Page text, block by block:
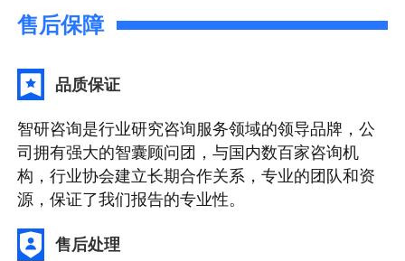
售后保障
品质保证
智研咨询是行业研究咨询服务领域的领导品牌，公
司拥有强大的智囊顾问团，与国内数百家咨询机
构，行业协会建立长期合作关系，专业的团队和资
源，保证了我们报告的专业性。
售后处理